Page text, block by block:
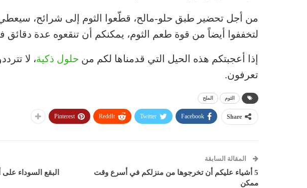
من أجل تحضير طبق حلو-مالح، قطّعوا الثوم إلى شرائح،
لتخففوا أيضاً من قوة طعم الثوم، يمكنكم أن تنقعوه عدة دقائق
إذا أعجبتكم هذه الحيل التي قدمناها لكم من حلول ذكية، لا
تعرفون.
الثوم الملح
Share
Facebook
Twitter
ReddIt
Pinterest
المقالة السابقة
5 أشياء عليكم أن تخرجوها من منزلكم في أسرع وقت
ممكن
البقع السوداء